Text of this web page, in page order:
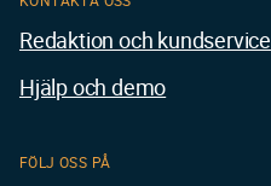
Redaktion och kundservice
Hjälp och demo
FÖLJ OSS PÅ